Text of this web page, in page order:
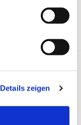
Details zeigen